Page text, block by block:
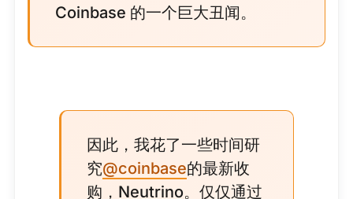
Coinbase 的一个巨大丑闻。
因此，我花了一些时间研
究@coinbase的最新收
购，Neutrino。仅仅通过